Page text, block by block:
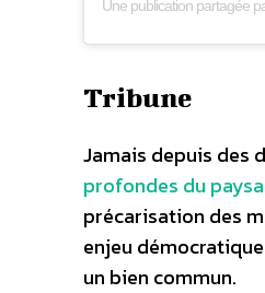
Tribune
Jamais depuis des
profondes du
précarisation des
enjeu
un bien commun.